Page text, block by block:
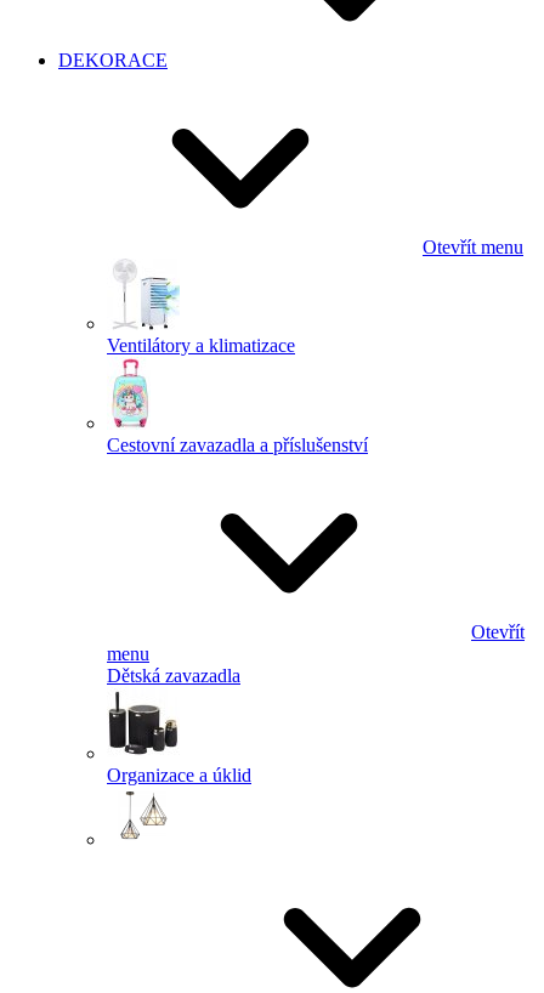
DEKORACE
Otevřít menu
Ventilátory a klimatizace
Cestovní zavazadla a příslušenství
Otevřít
menu
Dětská zavazadla
Organizace a úklid